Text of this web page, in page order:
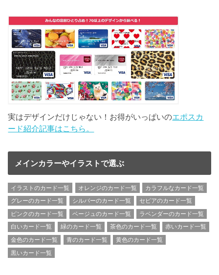
実はデザインだけじゃない！お得がいっぱいのエポスカ
ード紹介記事はこちら。
メインカラーやイラストで選ぶ
イラストのカード一覧 オレンジのカード一覧
カラフルなカード一覧
グレーのカード一覧
シルバーのカード一覧
セピアのカード一覧
ピンクのカード一覧
ベージュのカード一覧
ラベンダーのカード一覧
白いカード一覧
緑のカード一覧 茶色のカード一覧
赤いカード一覧
金色のカード一覧
青のカード一覧
黄色のカード一覧
黒いカード一覧